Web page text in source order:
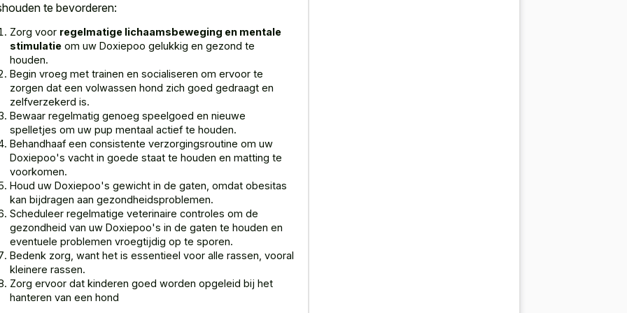
te bevorderen:
Zorg voor regelmatige lichaamsbeweging en mentale
stimulatie om uw Doxiepoo gelukkig en gezond te
houden.
Begin vroeg met trainen en socialiseren om ervoor te
zorgen dat een volwassen hond zich goed gedraagt en
zelfverzekerd is.
Bewaar regelmatig genoeg speelgoed en nieuwe
spelletjes om uw pup mentaal actief te houden.
Behandhaaf een consistente verzorgingsroutine om uw
Doxiepoo's vacht in goede staat te houden en matting te
voorkomen.
Houd uw Doxiepoo's gewicht in de gaten, omdat obesitas
kan bijdragen aan gezondheidsproblemen.
Scheduleer regelmatige veterinaire controles om de
gezondheid van uw Doxiepoo's in de gaten te houden en
eventuele problemen vroegtijdig op te sporen.
Bedenk zorg, want het is essentieel voor alle rassen, vooral
kleinere rassen.
Zorg ervoor dat kinderen goed worden opgeleid bij het
hanteren van een hond